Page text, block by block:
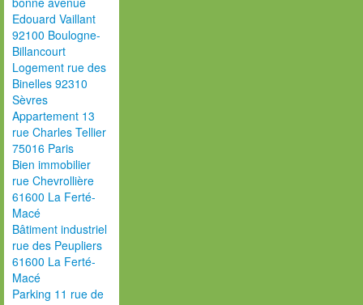
Edouard Vaillant
92100 Boulogne-
Billancourt
Logement rue des
Binelles 92310
Sèvres
Appartement 13
rue Charles Tellier
75016 Paris
Bien immobilier
rue Chevrollière
61600 La Ferté-
Macé
Bâtiment industriel
rue des Peupliers
61600 La Ferté-
Macé
Parking 11 rue de